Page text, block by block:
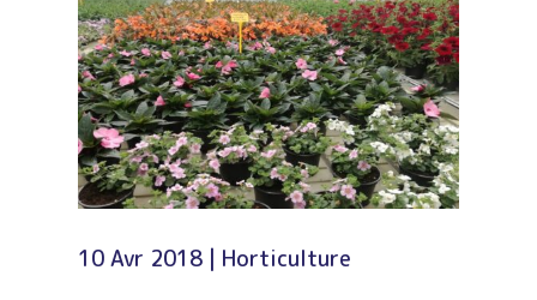
10 Avr 2018| Horticulture